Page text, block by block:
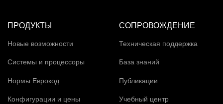
ПРОДУКТЫ
Новые возможности
Системы и процессоры
Нормы Еврокод
Конфигурации и цены
СОПРОВОЖДЕНИЕ
Техническая поддержка
База знаний
Публикации
Учебный центр